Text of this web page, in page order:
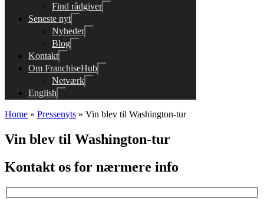
Find rådgiver
Seneste nyt
Nyheder
Blog
Kontakt
Om FranchiseHub
Netværk
English
Home » Pressenyts » Vin blev til Washington-tur
Vin blev til Washington-tur
Kontakt os for nærmere info